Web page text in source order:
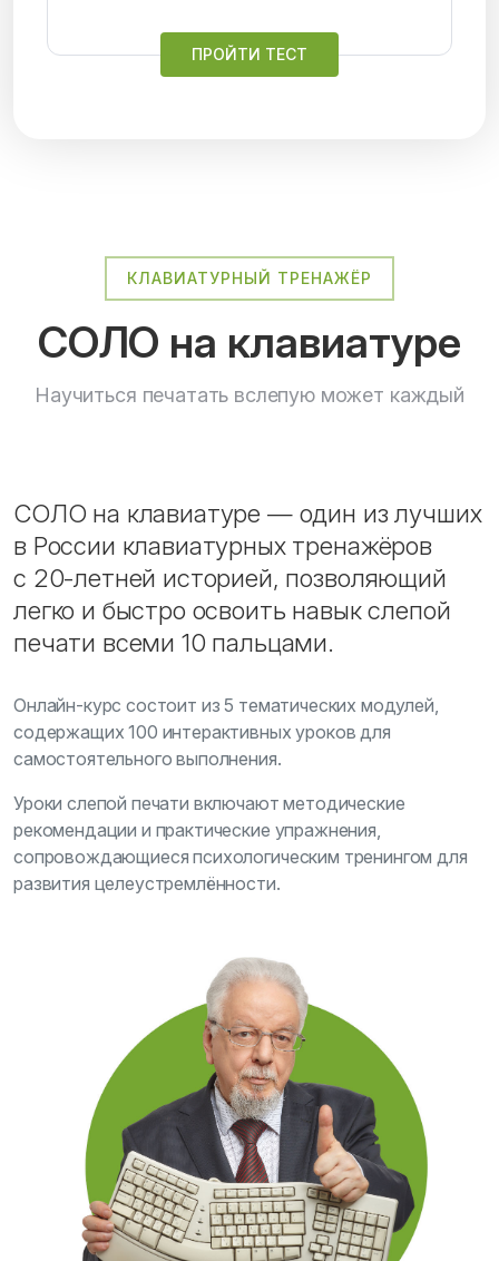
ПРОЙТИ ТЕСТ
КЛАВИАТУРНЫЙ ТРЕНАЖЁР
СОЛО на клавиатуре
Научиться печатать вслепую может каждый
СОЛО на клавиатуре — один из лучших
в России клавиатурных тренажёров
с 20-летней историей, позволяющий
легко и быстро освоить навык слепой
печати всеми 10 пальцами.
Онлайн-курс состоит из 5 тематических модулей,
содержащих 100 интерактивных уроков для
самостоятельного выполнения.
Уроки слепой печати включают методические
рекомендации и практические упражнения,
сопровождающиеся психологическим тренингом для
развития целеустремлённости.